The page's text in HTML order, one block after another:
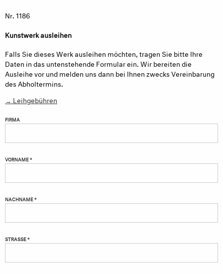
Nr. 1186
Kunstwerk ausleihen
Falls Sie dieses Werk ausleihen möchten, tragen Sie bitte Ihre
Daten in das untenstehende Formular ein. Wir bereiten die
Ausleihe vor und melden uns dann bei Ihnen zwecks Vereinbarung
des Abholtermins.
→ Leihgebühren
FIRMA
VORNAME *
NACHNAME *
STRASSE *